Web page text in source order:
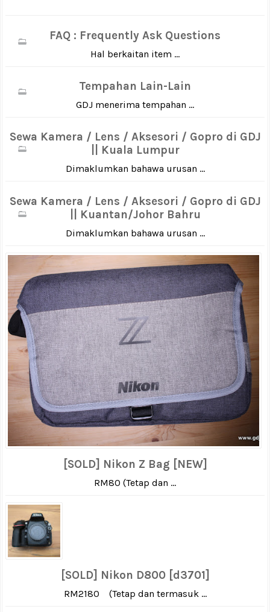
FAQ : Frequently Ask Questions
Hal berkaitan item ...
Tempahan Lain-Lain
GDJ menerima tempahan ...
Sewa Kamera / Lens / Aksesori / Gopro di GDJ
|| Kuala Lumpur
Dimaklumkan bahawa urusan ...
Sewa Kamera / Lens / Aksesori / Gopro di GDJ
|| Kuantan/Johor Bahru
Dimaklumkan bahawa urusan ...
[SOLD] Nikon Z Bag [NEW]
RM80 (Tetap dan ...
[SOLD] Nikon D800 [d3701]
RM2180 (Tetap dan termasuk ...